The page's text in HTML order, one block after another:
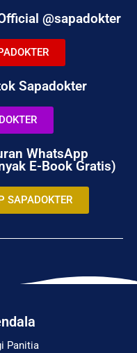
@sapadokter
Sapadokter
WhatsApp
E-Book Gratis)
SAPADOKTER
Panitia